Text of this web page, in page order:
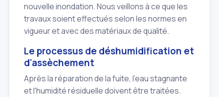
nouvelle inondation. Nous veillons à ce que les
travaux soient effectués selon les normes en
vigueur et avec des matériaux de qualité.
Le processus de déshumidification et
d'assèchement
Après la réparation de la fuite, l'eau stagnante
et l'humidité résiduelle doivent être traitées.